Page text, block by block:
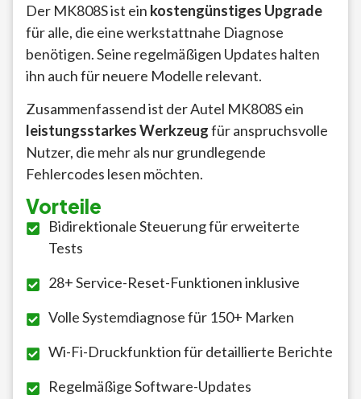
Der MK808S ist ein kostengünstiges Upgrade
für alle, die eine werkstattnahe Diagnose
benötigen. Seine regelmäßigen Updates halten
ihn auch für neuere Modelle relevant.
Zusammenfassend ist der Autel MK808S ein
leistungsstarkes Werkzeugfür anspruchsvolle
Nutzer, die mehr als nur grundlegende
Fehlercodes lesen möchten.
Vorteile
Bidirektionale Steuerung für erweiterte
Tests
28+ Service-Reset-Funktionen inklusive
Volle Systemdiagnose für 150+ Marken
Wi-Fi-Druckfunktion für detaillierte Berichte
Regelmäßige Software-Updates